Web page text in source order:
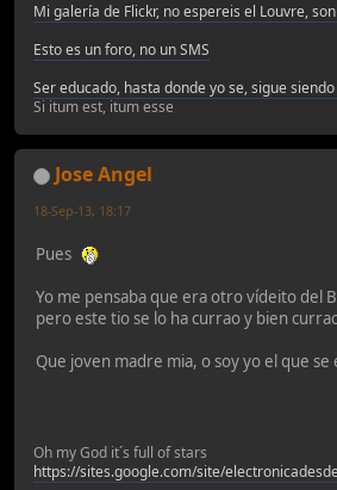
Mi galería de Flickr, no espereis el Louvre,
Esto es un foro, no un SMS
Ser educado, hasta donde yo se, sigue
Si itum est, itum esse
Jose Angel
18-Sep-13, 18:17
Pues
Yo me pensaba que era otro vídeito del
pero este tio se lo ha currao y bien
Que joven madre mia, o soy yo el que
Oh my God it´s full of stars
https://sites.google.com/site/